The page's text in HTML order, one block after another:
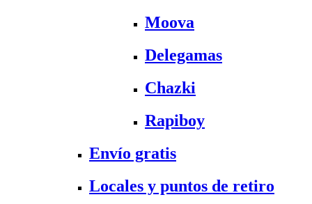
Moova
Delegamas
Chazki
Rapiboy
Envío gratis
Locales y puntos de retiro